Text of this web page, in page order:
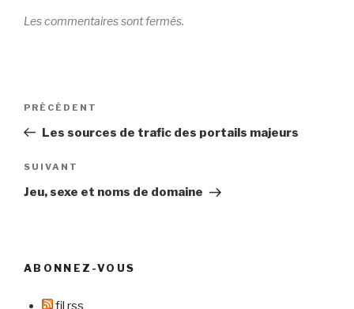
Les commentaires sont fermés.
Navigation
l’article
Article
précédent
PRÉCÉDENT
Les sources de trafic des portails majeurs
Article
suivant
SUIVANT
Jeu, sexe et noms de domaine
ABONNEZ-VOUS
fil rss